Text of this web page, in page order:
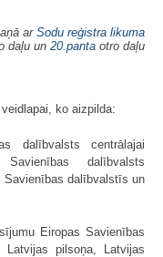
ar Sodu reģistra likuma
daļu un 20.panta otro daļu
ko aizpilda:
dalībvalsts centrālajai
dalībvalsts
Savienības dalībvalstīs un
Eiropas Savienības
Latvijas pilsoņa, Latvijas